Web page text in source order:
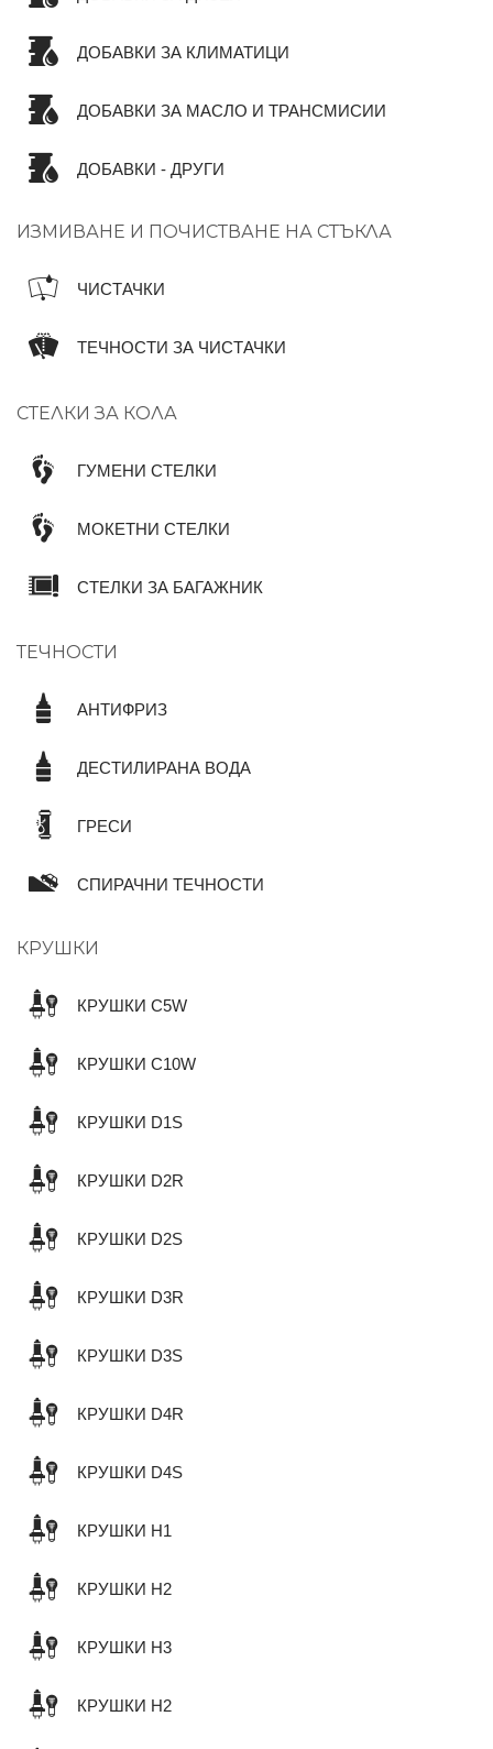
ДОБАВКИ ЗА КЛИМАТИЦИ
ДОБАВКИ ЗА МАСЛО И ТРАНСМИСИИ
ДОБАВКИ - ДРУГИ
ИЗМИВАНЕ И ПОЧИСТВАНЕ НА СТЪКЛА
ЧИСТАЧКИ
ТЕЧНОСТИ ЗА ЧИСТАЧКИ
СТЕЛКИ ЗА КОЛА
ГУМЕНИ СТЕЛКИ
МОКЕТНИ СТЕЛКИ
СТЕЛКИ ЗА БАГАЖНИК
ТЕЧНОСТИ
АНТИФРИЗ
ДЕСТИЛИРАНА ВОДА
ГРЕСИ
СПИРАЧНИ ТЕЧНОСТИ
КРУШКИ
КРУШКИ C5W
КРУШКИ C10W
КРУШКИ D1S
КРУШКИ D2R
КРУШКИ D2S
КРУШКИ D3R
КРУШКИ D3S
КРУШКИ D4R
КРУШКИ D4S
КРУШКИ H1
КРУШКИ H2
КРУШКИ H3
КРУШКИ H2